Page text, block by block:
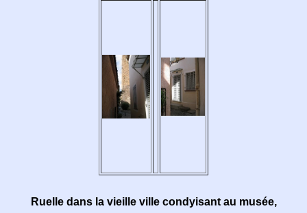
Ruelle dans la vieille ville condyisant au musée,